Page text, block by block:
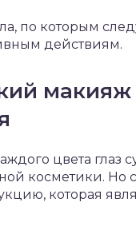
по которым
действиям.
макияж
цвета глаз
косметики. Но
которая